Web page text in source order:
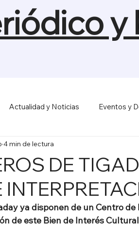
Actualidad y Noticias Eventos y
Salud y Bienestar
DE
4 min de lectura
ya disponen de un Centro
de este Bien de Interés